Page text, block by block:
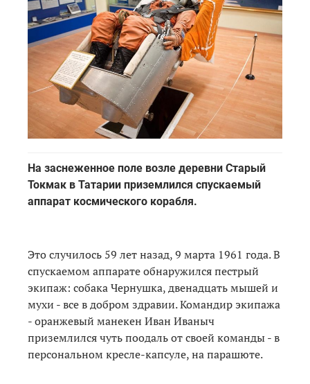
На заснеженное поле возле деревни Старый
Токмак в Татарии приземлился спускаемый
аппарат космического корабля.
Это случилось 59 лет назад, 9 марта 1961 года. В
спускаемом аппарате обнаружился пестрый
экипаж: собака Чернушка, двенадцать мышей и
мухи - все в добром здравии. Командир экипажа
- оранжевый манекен Иван Иваныч
приземлился чуть поодаль от своей команды - в
персональном кресле-капсуле, на парашюте.